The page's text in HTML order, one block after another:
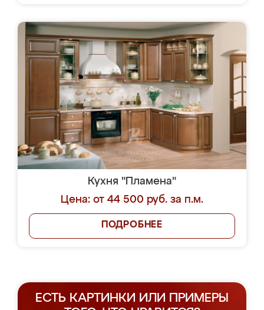
Кухня "Пламена"
Цена: от 44 500 руб. за п.м.
ПОДРОБНЕЕ
ЕСТЬ КАРТИНКИ ИЛИ ПРИМЕРЫ